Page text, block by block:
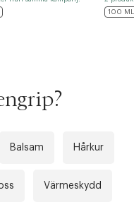
100 ML
Balsam Hårkur
Värmeskydd